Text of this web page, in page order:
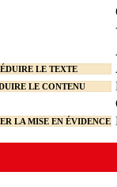
LE TEXTE
LE CONTENU
LA MISE EN ÉVIDENCE